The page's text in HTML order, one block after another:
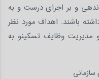
و بر اجرای درست و به
باشند. اهداف مورد نظر
و مدیریت وظایف تسکینو به